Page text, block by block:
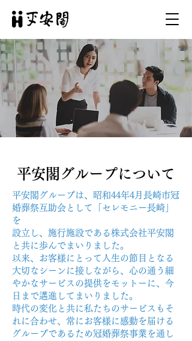
平安閣グループについて
平安閣グループは、昭和44年4月長崎市冠
婚葬祭互助会として「セレモニー長崎」
を
設立し、施行施設である株式会社平安閣
と共に歩んでまいりました。
以来、お客様にとって人生の節目となる
大切なシーンに接しながら、心の通う細
やかなサービスの提供をモットーに、今
日まで邁進してまいりました。
時代の変化と共に私たちのサービスもそ
れに合わせ、常にお客様に感動を届ける
​グループであるため冠婚葬祭事業を通し